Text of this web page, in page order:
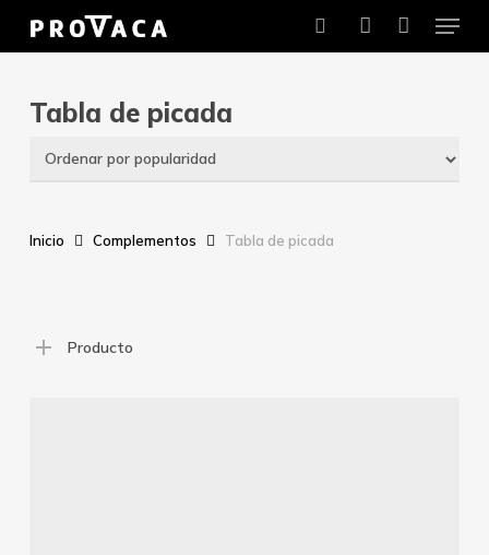
searchaccount
Menu
Tabla de picada
Inicio Complementos Tabla de picada
Producto